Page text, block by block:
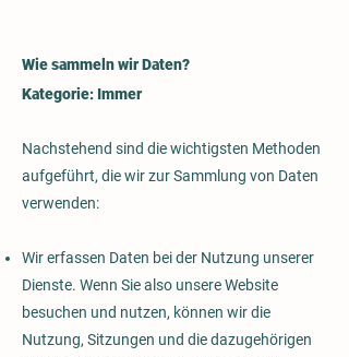
Wie sammeln wir Daten?
Kategorie: Immer
Nachstehend sind die wichtigsten Methoden
aufgeführt, die wir zur Sammlung von Daten
verwenden:
Wir erfassen Daten bei der Nutzung unserer
Dienste. Wenn Sie also unsere Website
besuchen und nutzen, können wir die
Nutzung, Sitzungen und die dazugehörigen